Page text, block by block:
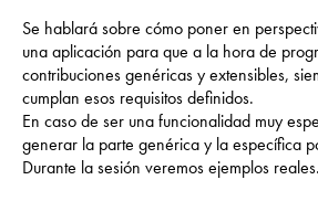
Se hablará sobre cómo poner en
una aplicación para que a la hora de
contribuciones genéricas y extensibles,
cumplan esos requisitos definidos.
En caso de ser una funcionalidad muy
generar la parte genérica y la específica
Durante la sesión veremos ejemplos reales.